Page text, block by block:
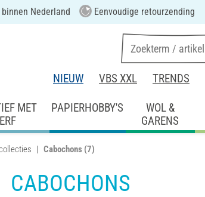
Nederland Eenvoudige retourzending
NIEUW VBS XXL TRENDS
MET
PAPIERHOBBY'S
WOL &
GARENS
Cabochons (7)
CABOCHONS